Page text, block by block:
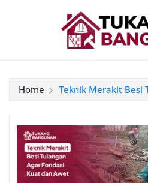
Home Teknik Merakit Besi